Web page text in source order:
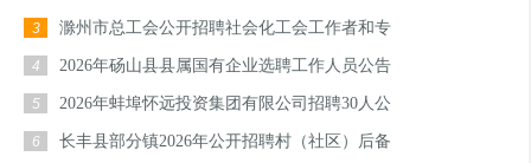
3 滁州市总工会公开招聘社会化工会工作者和专
4 2026年砀山县县属国有企业选聘工作人员公告
5 2026年蚌埠怀远投资集团有限公司招聘30人公
6 长丰县部分镇2026年公开招聘村（社区）后备